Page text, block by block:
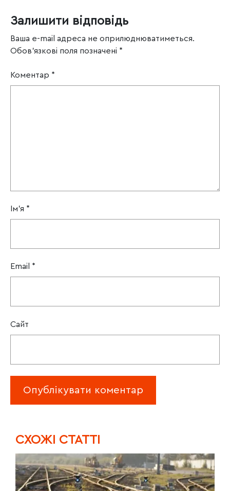
Залишити відповідь
Ваша e-mail адреса не оприлюднюватиметься.
Обов’язкові поля позначені *
Коментар *
Ім'я *
Email *
Сайт
CХОЖІ СТАТТІ